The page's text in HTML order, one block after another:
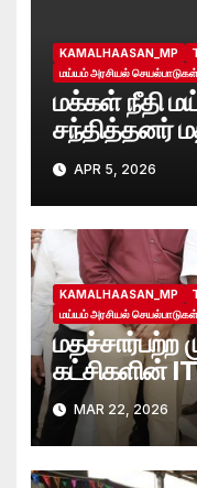
KAMALHAASAN_MP
மய்யம் அரசியல் செயல்பாடுகள்
மக்கள் நீதி
சந்தித்தனர்
கூட்டணி
APR 5, 2026
KAMALHAASAN_MP
மய்யம் அரசியல் செயல்பாடுகள்
மதச்சார்பற்ற
கட்சிகளின்
ஆலோசனை
MAR 22, 2026